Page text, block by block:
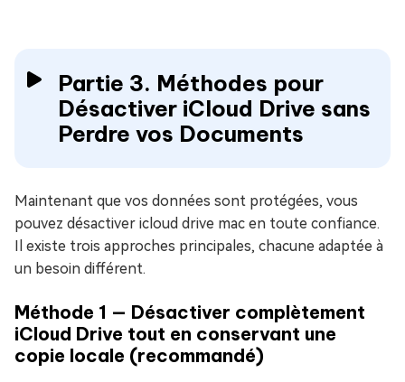
Partie 3. Méthodes pour
Désactiver iCloud Drive sans
Perdre vos Documents
Maintenant que vos données sont protégées, vous
pouvez désactiver icloud drive mac en toute confiance.
Il existe trois approches principales, chacune adaptée à
un besoin différent.
Méthode 1 — Désactiver complètement
iCloud Drive tout en conservant une
copie locale (recommandé)